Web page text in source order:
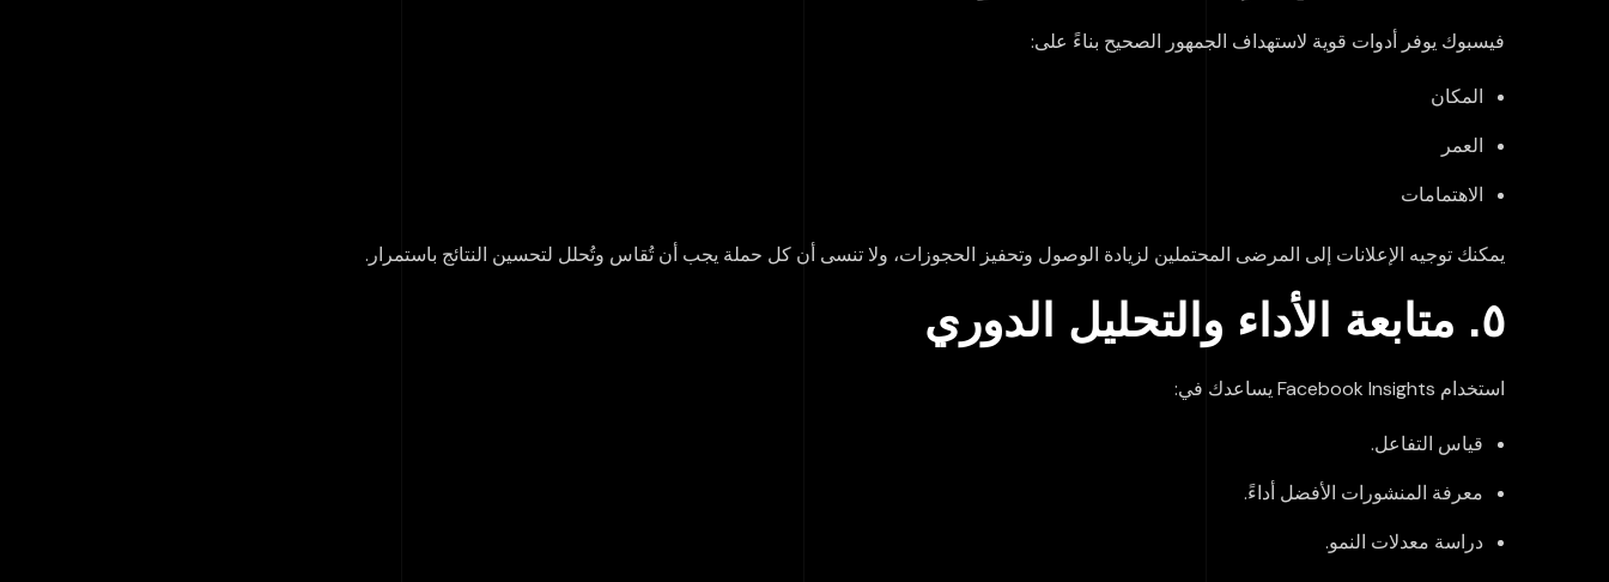
فيسبوك يوفر أدوات قوية لاستهداف الجمهور الصحيح بناءً على:
المكان
العمر
الاهتمامات
يمكنك توجيه الإعلانات إلى المرضى المحتملين لزيادة الوصول وتحفيز الحجوزات، ولا تنسى أن كل حملة يجب أن تُقاس وتُحلل لتحسين النتائج باستمرار.
٥. متابعة الأداء والتحليل الدوري
استخدام Facebook Insights يساعدك في:
قياس التفاعل.
معرفة المنشورات الأفضل أداءً.
دراسة معدلات النمو.